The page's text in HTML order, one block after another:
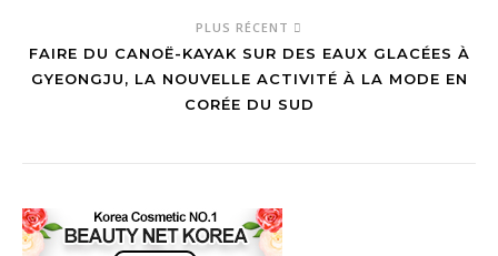
PLUS RÉCENT
FAIRE DU CANOË-KAYAK SUR DES EAUX GLACÉES À
GYEONGJU, LA NOUVELLE ACTIVITÉ À LA MODE EN
CORÉE DU SUD